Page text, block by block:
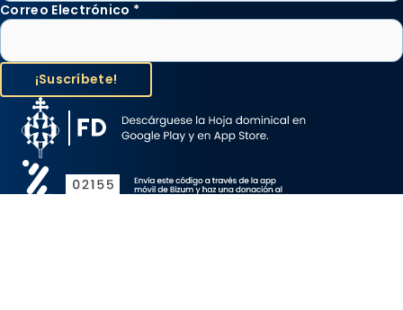
Correo Electrónico *